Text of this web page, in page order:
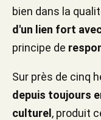
bien dans la
d'un lien fort
principe de
Sur près de cinq
depuis toujours
culturel, produit